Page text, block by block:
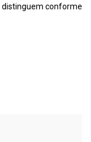
distinguem conforme